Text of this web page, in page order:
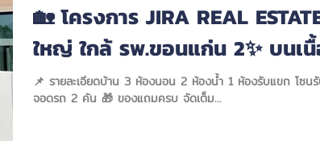
🏡 โครงการ JIRA REAL
ใหญ่ ใกล้ รพ.ขอนแก่น 2✨ บนเ
ราคาเพียง 2.69 ลบ.
📌 รายละเอียดบ้าน 3 ห้องนอน 2 ห้องน้ำ 1 ห้องรับแขก โซน
จอดรถ 2 คัน 🎁 ของแถมครบ จัดเต็ม...